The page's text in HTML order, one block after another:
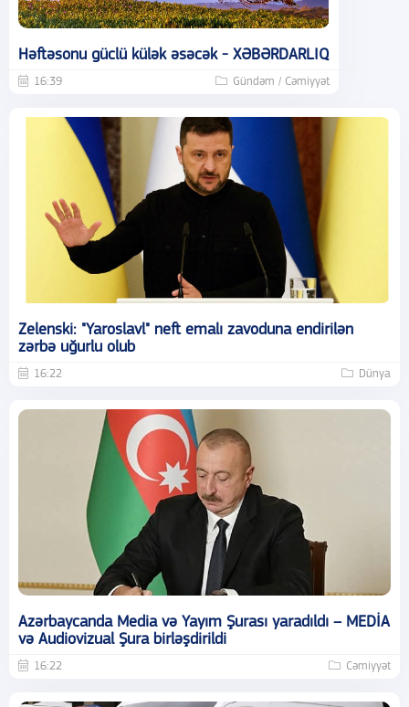
Həftəsonu güclü külək əsəcək - XƏBƏRDARLIQ
16:39 Gündəm / Cəmiyyət
Zelenski: "Yaroslavl" neft emalı zavoduna endirilən
zərbə uğurlu olub
16:22 Dünya
Azərbaycanda Media və Yayım Şurası yaradıldı – MEDİA
və Audiovizual Şura birləşdirildi
16:22 Cəmiyyət